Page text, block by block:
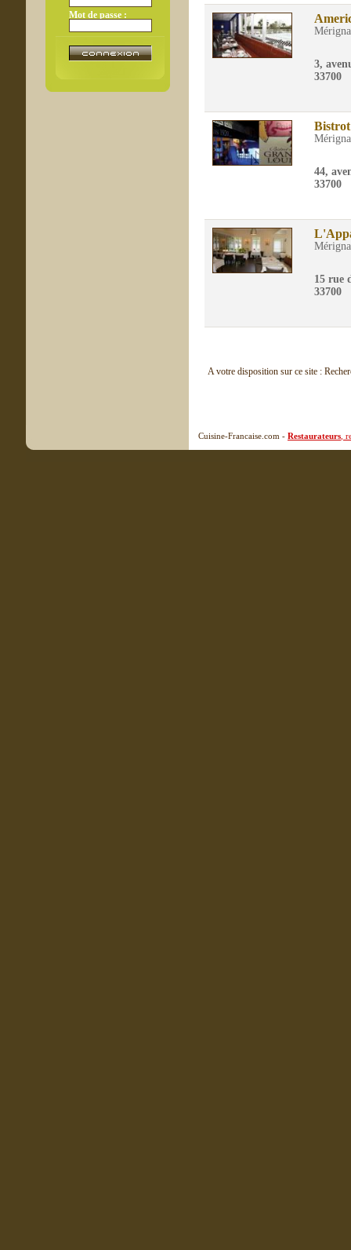
Mot de passe :
3,
33700
44,
33700
15 rue
33700
A votre disposition sur ce site :
Cuisine-Francaise.com - Restaurateurs ,